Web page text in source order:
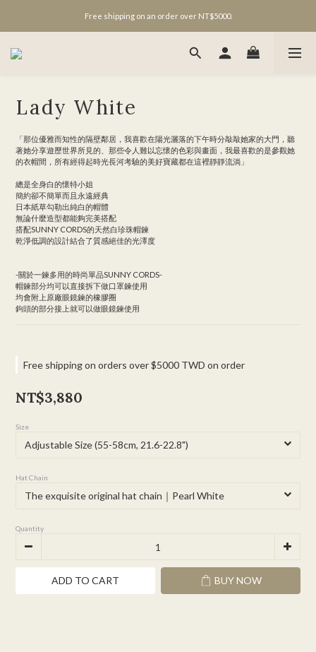
Free shipping on an order over NT$5000.
Lady White
「那位優雅而知性的隔壁鄰居，我喜歡在陽光灑落的下午時分敲敲她家的大門，聽
著她分享遊歷世界所見的、那些令人難以忘懷的色彩與畫面，我最喜歡的是參觀她
的衣帽間，所有經得起時光長河考驗的美好寶藏都在這裡靜靜流淌」
總是全身白的懷特小姐
簡約卻不簡單而且永遠經典
日本紙草勾勒出純白的帽體
無論什麼造型都能夠完美搭配
搭配SUNNY CORDS的天然白珍珠帽鍊
乾淨低調的設計結合了質感絕佳的光澤度
-關於一鍊多用的時尚單品SUNNY CORDS-
帽鍊部分均可以直接拆下做口罩鍊使用
均會附上原廠眼鏡鍊的橡膠圈
鉤頭的部分接上就可以做眼鏡鍊使用
Free shipping on orders over $5000 TWD on order
NT$3,880
Size
Hat Chain
Quantity
ADD TO CART BUY NOW